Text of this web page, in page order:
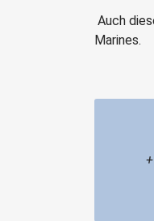
Auch
Marines.